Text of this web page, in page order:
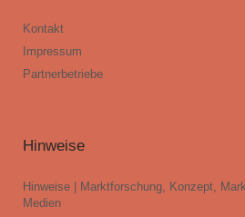
Kontakt
Impressum
Partnerbetriebe
Hinweise
Hinweise | Marktforschung, Konzept,
Medien